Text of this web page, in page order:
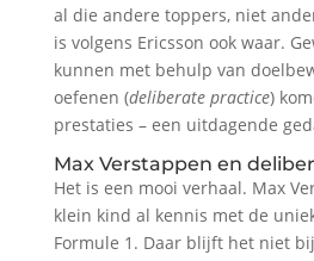
al die andere toppers, niet
is volgens Ericsson ook waar.
kunnen met behulp van
oefenen (deliberate practice)
prestaties – een uitdagende
Max Verstappen en
Het is een mooi verhaal. Max
klein kind al kennis met de
Formule 1. Daar blijft het niet